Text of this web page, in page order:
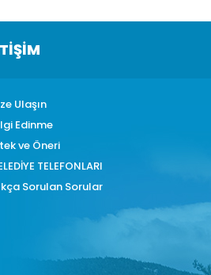
Ulaşın
Edinme
ve Öneri
TELEFONLARI
Sorulan Sorular